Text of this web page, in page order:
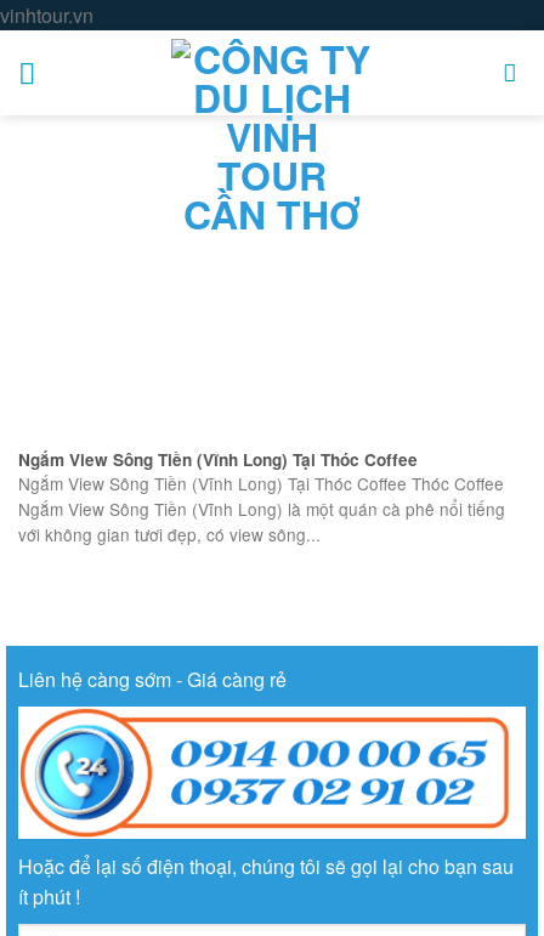
vinhtour.vn
Ngắm View Sông Tiền (Vĩnh Long) Tại Thóc Coffee
Ngắm View Sông Tiền (Vĩnh Long) Tại Thóc Coffee Thóc Coffee
Ngắm View Sông Tiền (Vĩnh Long) là một quán cà phê nổi tiếng
với không gian tươi đẹp, có view sông...
Liên hệ càng sớm - Giá càng rẻ
Hoặc để lại số điện thoại, chúng tôi sẽ gọi lại cho bạn sau
ít phút !